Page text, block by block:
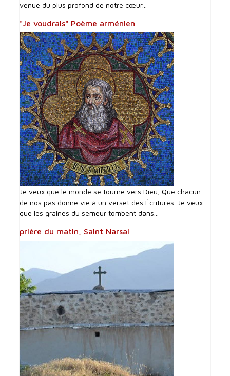
venue du plus profond de notre cœur...
"Je voudrais" Poème arménien
Je veux que le monde se tourne vers Dieu, Que chacun
de nos pas donne vie à un verset des Écritures. Je veux
que les graines du semeur tombent dans...
prière du matin, Saint Narsai